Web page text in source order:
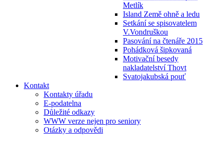
Metlík
Island Země ohně a ledu
Setkání se spisovatelem
V.Vondruškou
Pasování na čtenáře 2015
Pohádková šipkovaná
Motivační besedy
nakladatelství Thovt
Svatojakubská pouť
Kontakt
Kontakty úřadu
E-podatelna
Důležité odkazy
WWW verze nejen pro seniory
Otázky a odpovědi